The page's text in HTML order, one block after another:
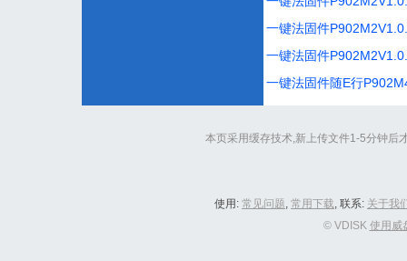
一键法固件
一键法固件
一键法固件随E行
本页采用缓存技术,新上传文件1-5分钟后
使用: 常见问题, 常用下载, 联系: 关于我
© VDISK 使用威